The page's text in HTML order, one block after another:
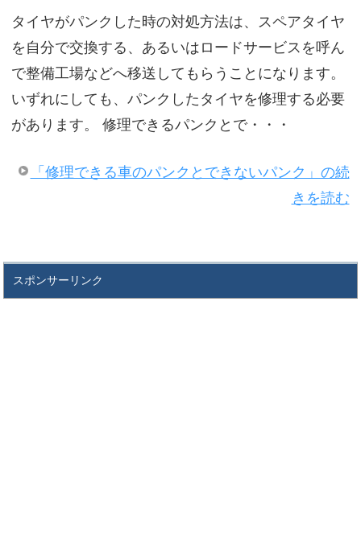
タイヤがパンクした時の対処方法は、スペアタイヤ
を自分で交換する、あるいはロードサービスを呼ん
で整備工場などへ移送してもらうことになります。
いずれにしても、パンクしたタイヤを修理する必要
があります。 修理できるパンクとで・・・
「修理できる車のパンクとできないパンク」の続
きを読む
スポンサーリンク